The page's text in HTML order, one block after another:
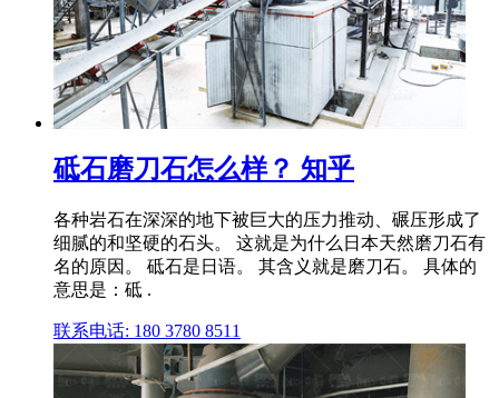
砥石磨刀石怎么样？ 知乎
各种岩石在深深的地下被巨大的压力推动、碾压形成了
细腻的和坚硬的石头。 这就是为什么日本天然磨刀石有
名的原因。 砥石是日语。 其含义就是磨刀石。 具体的
意思是：砥 .
联系电话: 180 3780 8511